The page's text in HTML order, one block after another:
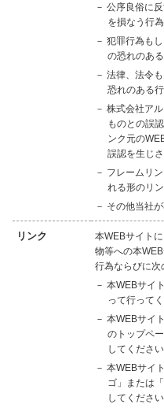
－ 公序良俗に
を損なう行
－ 犯罪行為も
の恐れのあ
－ 法律、法令
恐れのある
－ 株式会社ア
ものとの誤
ンク元の
誤認を生じ
－ フレームリ
れる形のリ
－ その他当社
リンク
本WEBサイト
物等への本
行為ならびに次
－ 本WEBサイ
って行ってく
－ 本WEBサイ
のトップペ
してください
－ 本WEBサイ
ゴ」または
してください